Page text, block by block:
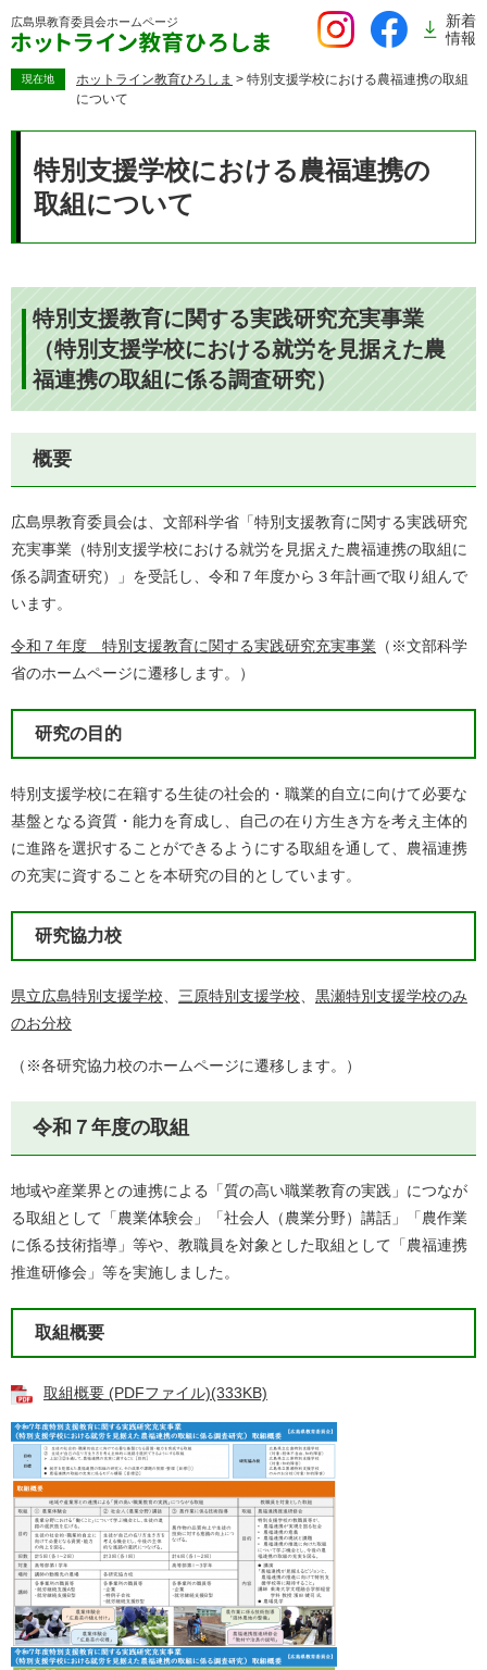
ー
広島県教育委員会ホームページ
新着
情報
現在地 ホットライン教育ひろしま > 特別支援学校における農福連携の取組
について
特別支援学校における農福連携の
取組について
特別支援教育に関する実践研究充実事業
（特別支援学校における就労を見据えた農
福連携の取組に係る調査研究）
概要
広島県教育委員会は、文部科学省「特別支援教育に関する実践研究
充実事業（特別支援学校における就労を見据えた農福連携の取組に
係る調査研究）」を受託し、令和７年度から３年計画で取り組んで
います。
令和７年度 特別支援教育に関する実践研究充実事業 （※文部科学
省のホームページに遷移します。）
研究の目的
特別支援学校に在籍する生徒の社会的・職業的自立に向けて必要な
基盤となる資質・能力を育成し、自己の在り方生き方を考え主体的
に進路を選択することができるようにする取組を通して、農福連携
の充実に資することを本研究の目的としています。
研究協力校
県立広島特別支援学校、 三原特別支援学校、 黒瀬特別支援学校のみ
のお分校
（※各研究協力校のホームページに遷移します。）
令和７年度の取組
地域や産業界との連携による「質の高い職業教育の実践」につなが
る取組として「農業体験会」「社会人（農業分野）講話」「農作業
に係る技術指導」等や、教職員を対象とした取組として「農福連携
推進研修会」等を実施しました。
取組概要
取組概要 (PDFファイル)(333KB)